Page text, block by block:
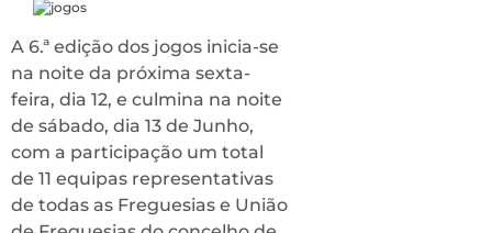
A 6.ª edição dos jogos inicia-se
na noite da próxima sexta-
feira, dia 12, e culmina na noite
de sábado, dia 13 de Junho,
com a participação um total
de 11 equipas representativas
de todas as Freguesias e União